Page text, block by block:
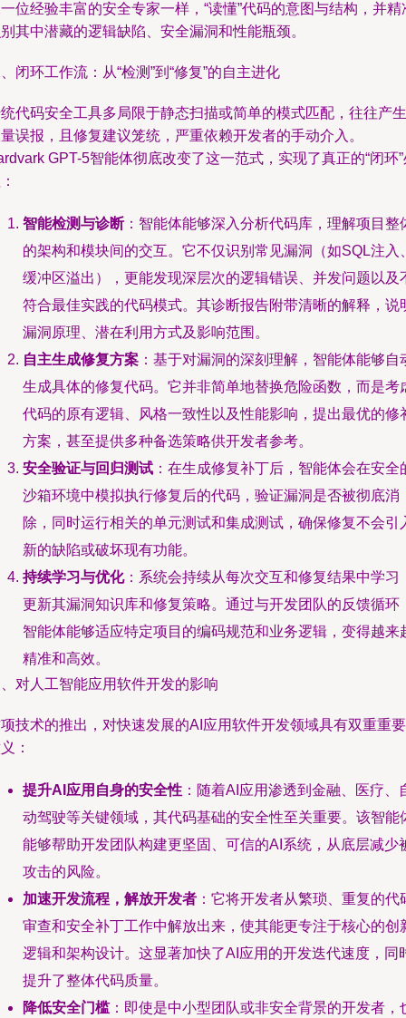
位经验丰富的安全专家一样，“读懂”代码的意图与结构，并精
其中潜藏的逻辑缺陷、安全漏洞和性能瓶颈。
闭环工作流：从“检测”到“修复”的自主进化
代码安全工具多局限于静态扫描或简单的模式匹配，往往产生
误报，且修复建议笼统，严重依赖开发者的手动介入。
GPT-5智能体彻底改变了这一范式，实现了真正的“闭环
智能检测与诊断：智能体能够深入分析代码库，理解项目整
的架构和模块间的交互。它不仅识别常见漏洞（如SQL注入
缓冲区溢出），更能发现深层次的逻辑错误、并发问题以及
符合最佳实践的代码模式。其诊断报告附带清晰的解释，说
漏洞原理、潜在利用方式及影响范围。
自主生成修复方案 ：基于对漏洞的深刻理解，智能体能够自
生成具体的修复代码。它并非简单地替换危险函数，而是考
代码的原有逻辑、风格一致性以及性能影响，提出最优的修
方案，甚至提供多种备选策略供开发者参考。
安全验证与回归测试 ：在生成修复补丁后，智能体会在安全
沙箱环境中模拟执行修复后的代码，验证漏洞是否被彻底消
除，同时运行相关的单元测试和集成测试，确保修复不会引
新的缺陷或破坏现有功能。
持续学习与优化：系统会持续从每次交互和修复结果中学习
更新其漏洞知识库和修复策略。通过与开发团队的反馈循环
智能体能够适应特定项目的编码规范和业务逻辑，变得越来
精准和高效。
对人工智能应用软件开发的影响
技术的推出，对快速发展的AI应用软件开发领域具有双重重要
：
提升AI应用自身的安全性 ：随着AI应用渗透到金融、医疗、
动驾驶等关键领域，其代码基础的安全性至关重要。该智能
能够帮助开发团队构建更坚固、可信的AI系统，从底层减少
攻击的风险。
加速开发流程，解放开发者 ：它将开发者从繁琐、重复的代
审查和安全补丁工作中解放出来，使其能更专注于核心的创
逻辑和架构设计。这显著加快了AI应用的开发迭代速度，同
提升了整体代码质量。
降低安全门槛：即使是中小型团队或非安全背景的开发者，